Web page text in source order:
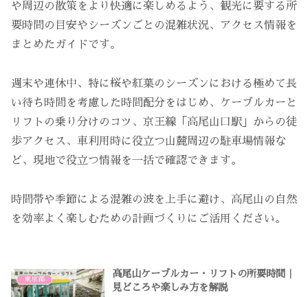
や周辺の散策をより快適に楽しめるよう、観光に要する所
要時間の目安やシーズンごとの混雑状況、アクセス情報を
まとめたガイドです。
週末や連休中、特に桜や紅葉のシーズンにおける極めて長
い待ち時間を考慮した時間配分をはじめ、ケーブルカーと
リフトの乗り分けのコツ、京王線「高尾山口駅」からの徒
歩アクセス、車利用時に役立つ山麓周辺の駐車場情報な
ど、現地で役立つ情報を一括で確認できます。
時間帯や季節による混雑の波を上手に避け、高尾山の自然
を効率よく楽しむための計画づくりにご活用ください。
東京都
高尾山ケーブルカー・リフトの所要時間｜
見どころや楽しみ方を解説